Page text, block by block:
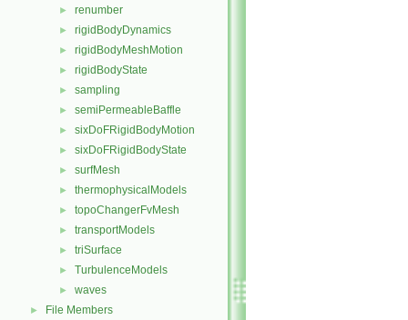
► renumber
► rigidBodyDynamics
► rigidBodyMeshMotion
► rigidBodyState
► sampling
► semiPermeableBaffle
► sixDoFRigidBodyMotion
► sixDoFRigidBodyState
► surfMesh
► thermophysicalModels
► topoChangerFvMesh
► transportModels
► triSurface
► TurbulenceModels
► waves
► File Members